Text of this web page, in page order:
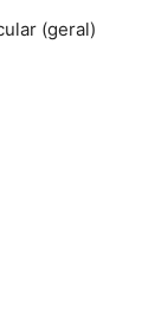
(geral)